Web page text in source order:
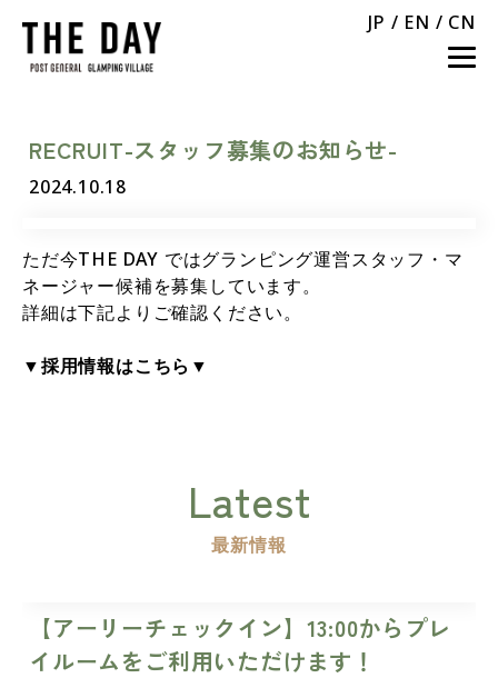
JP / EN / CN
RECRUIT-スタッフ募集のお知らせ-
2024.10.18
ただ今THE DAY ではグランピング運営スタッフ・マ
ネージャー候補を募集しています。
詳細は下記よりご確認ください。
▼採用情報はこちら▼
Latest
最新情報
【アーリーチェックイン】13:00からプレ
イルームをご利用いただけます！